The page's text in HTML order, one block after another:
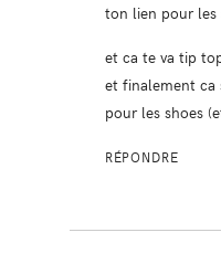
ton lien pour les
et ca te va tip
et finalement ca
pour les shoes
RÉPONDRE